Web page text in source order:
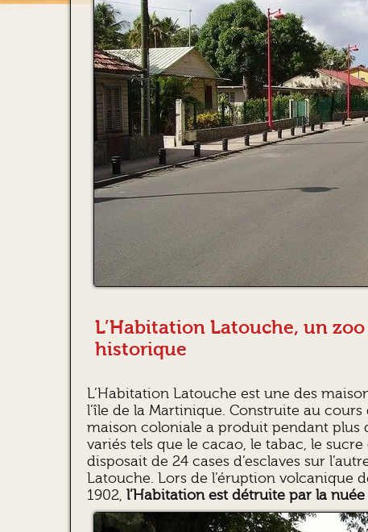
L’Habitation Latouche, un
historique
L’Habitation Latouche est une des
l’île de la Martinique. Construite au
maison coloniale a produit pendant plus
variés tels que le cacao, le tabac, le
disposait de 24 cases d’esclaves sur
Latouche. Lors de l’éruption volcanique
1902, l’Habitation est détruite par la